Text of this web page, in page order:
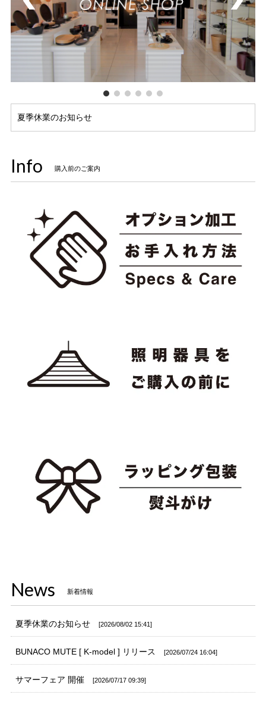
夏季休業のお知らせ
Info 購入前のご案内
News 新着情報
夏季休業のお知らせ 2026/08/02 15:41
BUNACO MUTE [ K-model ] リリース 2026/07/24 16:04
サマーフェア 開催 2026/07/17 09:39